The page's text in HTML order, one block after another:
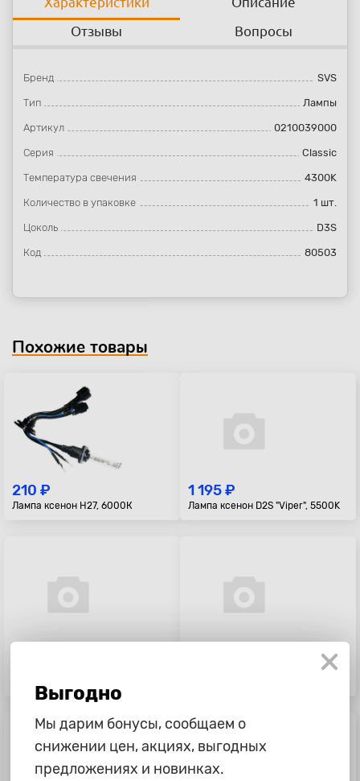
Отзывы
Вопросы
Бренд SVS
Тип Лампы
Артикул 0210039000
Серия Classic
Температура свечения 4300K
Количество в упаковке 1 шт.
Цоколь D3S
Код 80503
Похожие товары
210 ₽
Лампа ксенон H27, 6000К
1 195 ₽
Лампа ксенон D2S "Viper", 5500K
Выгодно
Мы дарим бонусы, сообщаем о
снижении цен, акциях, выгодных
предложениях и новинках.